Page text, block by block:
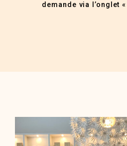
demande via l’onglet